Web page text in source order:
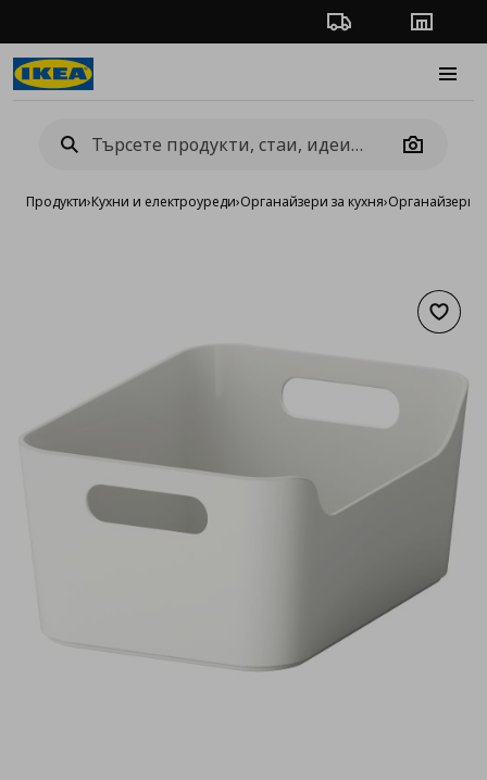
Проследяване на
Camera
Продукти›Кухни и електроуреди›Органайзери за кухня›Органайзери